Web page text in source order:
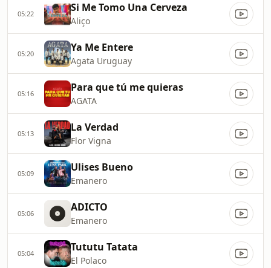
05:22 Si Me Tomo Una Cerveza
Aliço
05:20 Ya Me Entere
Agata Uruguay
05:16 Para que tú me quieras
AGATA
05:13 La Verdad
Flor Vigna
05:09 Ulises Bueno
Emanero
05:06 ADICTO
Emanero
05:04 Tututu Tatata
El Polaco